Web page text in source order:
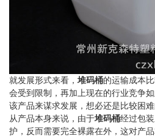
就发展形式来看， 堆码桶的运输成本
会受到限制，再加上现在的行业竞争
该产品来谋求发展，想必还是比较困难
从产品本身来说，由于堆码桶经过包
护，反而需要完全裸露在外，这对产